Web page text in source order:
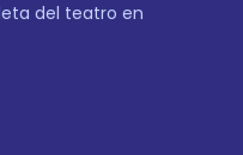
del teatro en